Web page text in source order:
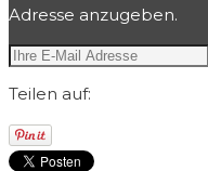
Adresse anzugeben.
Teilen auf: